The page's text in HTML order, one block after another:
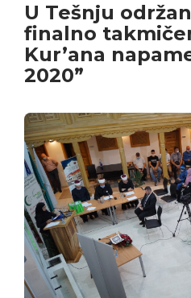
U Tešnju
finalno
Kur’ana
2020”